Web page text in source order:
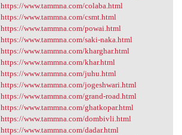
https://www.tammna.com/colaba.html
https://www.tammna.com/csmt.html
https://www.tammna.com/powai.html
https://www.tammna.com/saki-naka.html
https://www.tammna.com/kharghar.html
https://www.tammna.com/khar.html
https://www.tammna.com/juhu.html
https://www.tammna.com/jogeshwari.html
https://www.tammna.com/grand-road.html
https://www.tammna.com/ghatkopar.html
https://www.tammna.com/dombivli.html
https://www.tammna.com/dadar.html